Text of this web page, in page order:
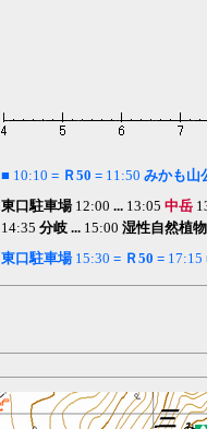
■ 10:10 = Ｒ50 = 11:50 みかも山
東口駐車場12:00 ... 13:05 中岳
14:35 分岐 ... 15:00 湿性自然植
東口駐車場15:30 = Ｒ50 = 17:15